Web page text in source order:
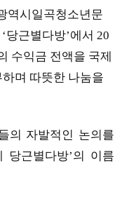
역시일곡청소년문
당근별다방’에서 20
수익금 전액을 국제
하며 따뜻한 나눔을
의 자발적인 논의를
당근별다방’의 이름